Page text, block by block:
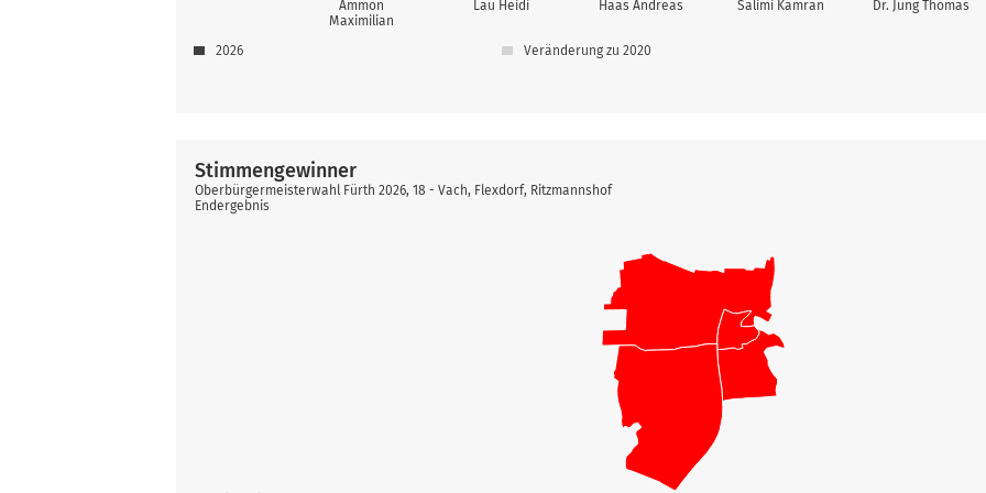
Ammon
Maximilian
Lau Heidi Haas Andreas Salimi Kamran Dr. Jung Thomas
2026 Veränderung zu 2020
Stimmengewinner
Oberbürgermeisterwahl Fürth 2026, 18 - Vach, Flexdorf, Ritzmannshof
Endergebnis